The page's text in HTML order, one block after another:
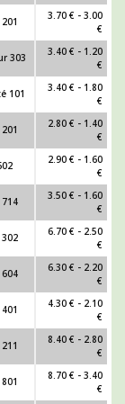
3.70 € - 3.00
€
303
3.40 € - 1.20
€
101
3.40 € - 1.80
€
2.80 € - 1.40
€
2.90 € - 1.60
€
3.50 € - 1.60
€
6.70 € - 2.50
€
6.30 € - 2.20
€
4.30 € - 2.10
€
8.40 € - 2.80
€
8.70 € - 3.40
€